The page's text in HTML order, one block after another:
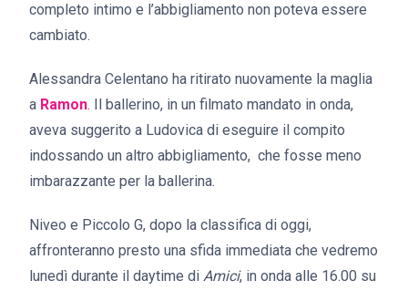
completo intimo e l’abbigliamento non poteva essere
cambiato.
Alessandra Celentano ha ritirato nuovamente la maglia
a Ramon. Il ballerino, in un filmato mandato in onda,
aveva suggerito a Ludovica di eseguire il compito
indossando un altro abbigliamento, che fosse meno
imbarazzante per la ballerina.
Niveo e Piccolo G, dopo la classifica di oggi,
affronteranno presto una sfida immediata che vedremo
lunedì durante il daytime di Amici, in onda alle 16.00 su